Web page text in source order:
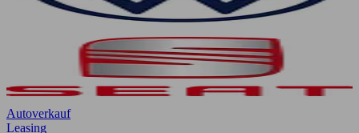
Autoverkauf
Leasing